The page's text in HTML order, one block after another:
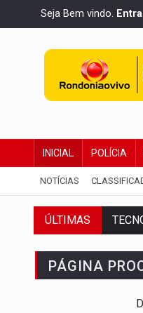
Seja Bem vindo.
INICIAL POLÍCIA
NOTÍCIAS
ÚLTIMAS
PÁGINA